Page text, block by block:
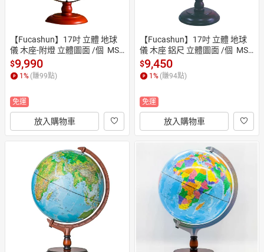
【Fucashun】17吋 立體 地球
儀 木座-附燈 立體圖面 /個  MS-
217LANRW (3629)
$9,990
1 % (賺99點)
免運
放入購物車
【Fucashun】17吋 立體 地球
儀 木座 鋁尺 立體圖面 /個  MS-
217ANRW (3628)
$9,450
1 % (賺94點)
免運
放入購物車